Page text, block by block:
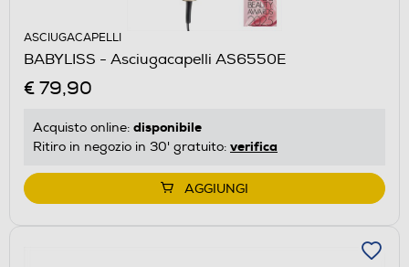
ASCIUGACAPELLI
BABYLISS - Asciugacapelli AS6550E
€ 79,90
Acquisto online: disponibile
Ritiro in negozio in 30' gratuito: verifica
AGGIUNGI